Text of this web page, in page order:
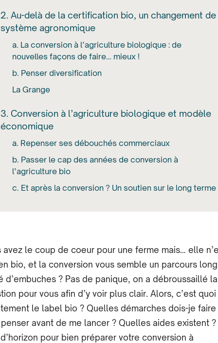
2. Au-delà de la certification bio, un changement de
système agronomique
a. La conversion à l’agriculture biologique : de
nouvelles façons de faire… mieux !
b. Penser diversification
La Grange
3. Conversion à l’agriculture biologique et modèle
économique
a. Repenser ses débouchés commerciaux
b. Passer le cap des années de conversion à
l’agriculture bio
c. Et après la conversion ? Un soutien sur le long terme
avez le coup de cœur pour une ferme mais… elle
bio, et la conversion vous semble un parcours
d’embuches ? Pas de panique, on a débroussaillé la
pour vous afin d’y voir plus clair. Alors, c’est quoi
le label bio ? Quelles démarches dois-je faire
avant de me lancer ? Quelles aides existent
pour bien préparer votre conversion à